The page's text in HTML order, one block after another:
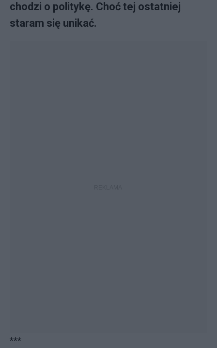
chodzi o politykę. Choć tej ostatniej
staram się unikać.
***